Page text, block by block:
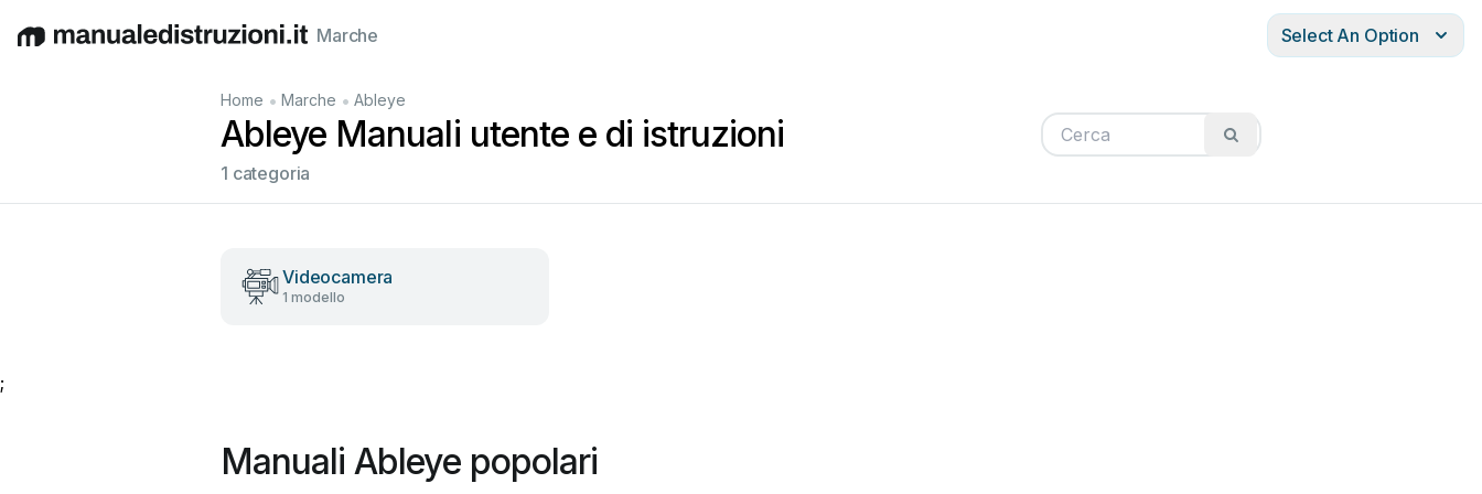
EnglishDeutschEspañol Italiano Français
Marche Select An Option
Home • Marche • Ableye
Ableye Manuali utente e di istruzioni
1 categoria
Videocamera
1 modello
;
Manuali Ableye popolari